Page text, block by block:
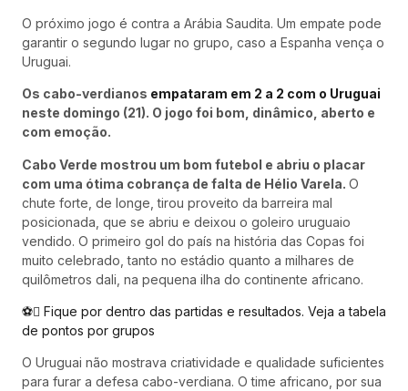
O próximo jogo é contra a Arábia Saudita. Um empate pode
garantir o segundo lugar no grupo, caso a Espanha vença o
Uruguai.
Os cabo-verdianos empataram em 2 a 2 com o Uruguai
neste domingo (21). O jogo foi bom, dinâmico, aberto e
com emoção.
Cabo Verde mostrou um bom futebol e abriu o placar
com uma ótima cobrança de falta de Hélio Varela. O
chute forte, de longe, tirou proveito da barreira mal
posicionada, que se abriu e deixou o goleiro uruguaio
vendido. O primeiro gol do país na história das Copas foi
muito celebrado, tanto no estádio quanto a milhares de
quilômetros dali, na pequena ilha do continente africano.
⚽ Fique por dentro das partidas e resultados. Veja a tabela
de pontos por grupos
O Uruguai não mostrava criatividade e qualidade suficientes
para furar a defesa cabo-verdiana. O time africano, por sua